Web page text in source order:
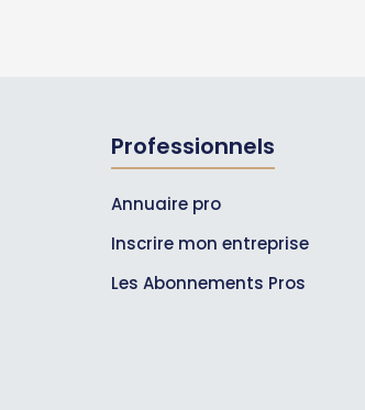
Professionnels
Annuaire pro
Inscrire mon entreprise
Les Abonnements Pros